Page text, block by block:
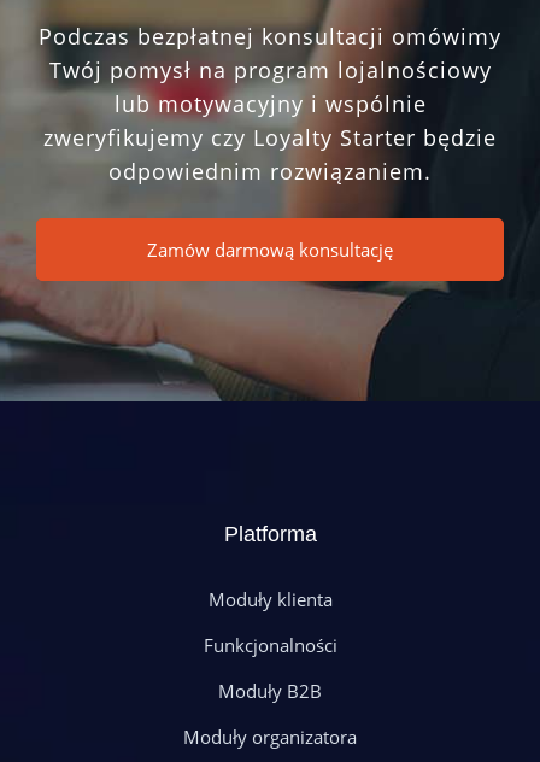
Podczas bezpłatnej konsultacji omówimy
Twój pomysł na program lojalnościowy
lub motywacyjny i wspólnie
zweryfikujemy czy Loyalty Starter będzie
odpowiednim rozwiązaniem.
Zamów darmową konsultację
Platforma
Moduły klienta
Funkcjonalności
Moduły B2B
Moduły organizatora